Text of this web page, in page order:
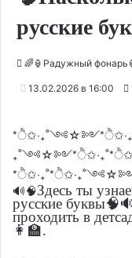
русские
🌈🏮Радужный
13.02.2026 в 16:00
🔊🧠Здесь ты
русские
проходить в
👩‍🏫.